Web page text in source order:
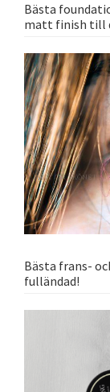
Bästa
matt finish till
Bästa frans-
fulländad!